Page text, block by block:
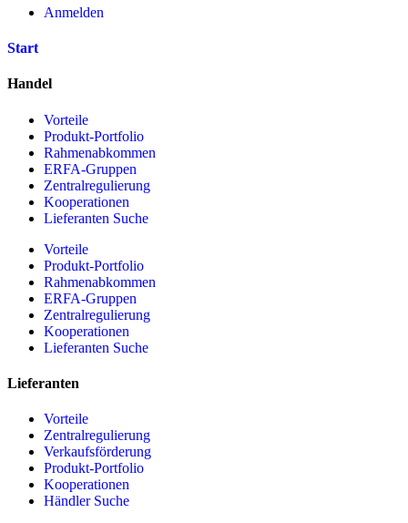
Anmelden
Start
Handel
Vorteile
Produkt-Portfolio
Rahmenabkommen
ERFA-Gruppen
Zentralregulierung
Kooperationen
Lieferanten Suche
Vorteile
Produkt-Portfolio
Rahmenabkommen
ERFA-Gruppen
Zentralregulierung
Kooperationen
Lieferanten Suche
Lieferanten
Vorteile
Zentralregulierung
Verkaufsförderung
Produkt-Portfolio
Kooperationen
Händler Suche